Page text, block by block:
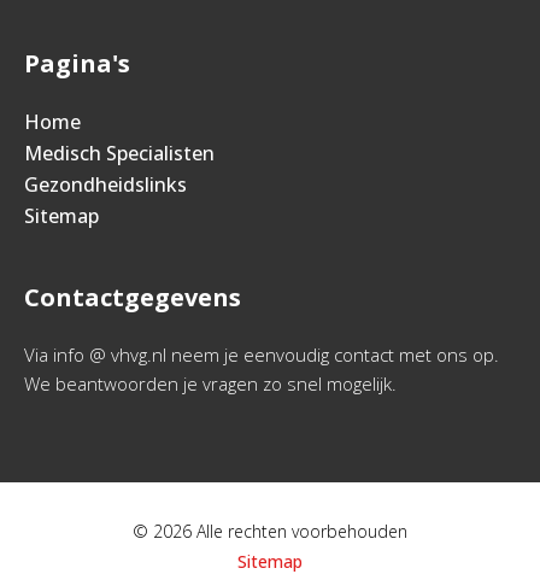
Pagina's
Home
Medisch Specialisten
Gezondheidslinks
Sitemap
Contactgegevens
Via info @ vhvg.nl neem je eenvoudig contact met ons op.
We beantwoorden je vragen zo snel mogelijk.
© 2026 Alle rechten voorbehouden
Sitemap